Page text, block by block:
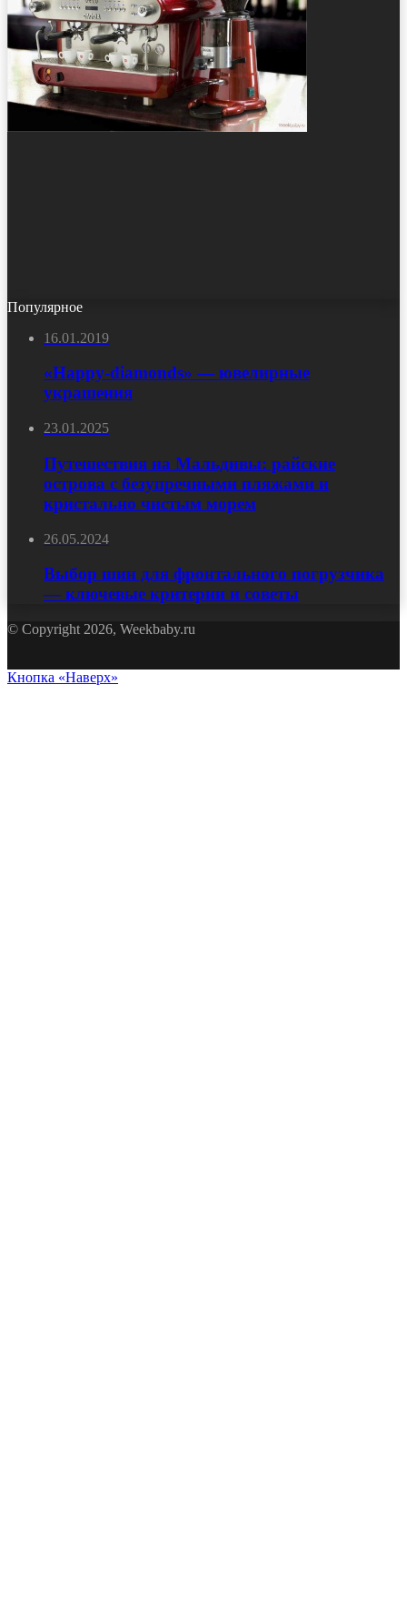
Популярное
16.01.2019
«Happy-diamonds» — ювелирные
украшения
23.01.2025
Путешествия на Мальдивы: райские
острова с безупречными пляжами и
кристально чистым морем
26.05.2024
Выбор шин для фронтального погрузчика
— ключевые критерии и советы
© Copyright 2026, Weekbaby.ru
Кнопка «Наверх»